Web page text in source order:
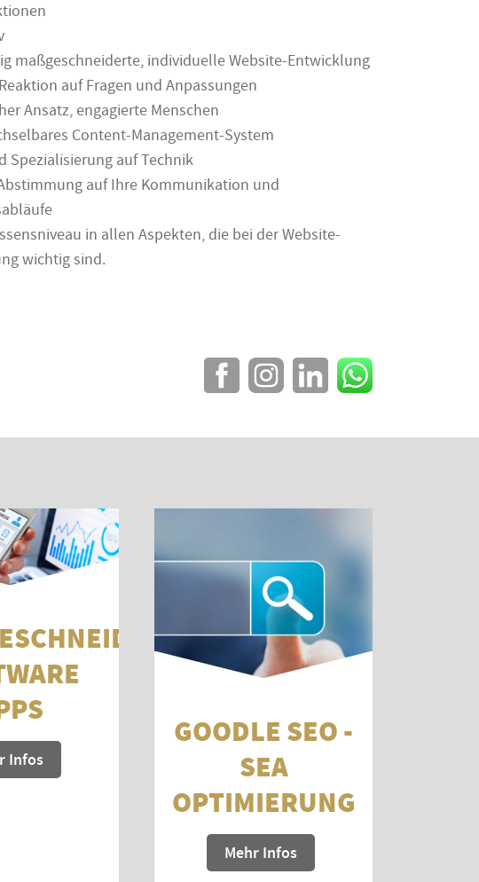
maßgeschneiderte, individuelle Website-Entwicklung
auf Fragen und Anpassungen
Ansatz, engagierte Menschen
Content-Management-System
Spezialisierung auf Technik
auf Ihre Kommunikation und
in allen Aspekten, die bei der Website-
wichtig sind.
S
A
Infos
GOODLE SEO -
SEA
OPTIMIERUNG
Mehr Infos